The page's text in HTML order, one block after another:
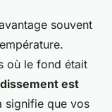
souvent
où le fond était
est
signifie que vos